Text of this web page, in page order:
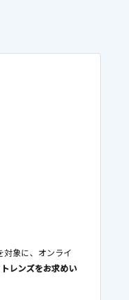
象に、オンライ
レンズをお求めい